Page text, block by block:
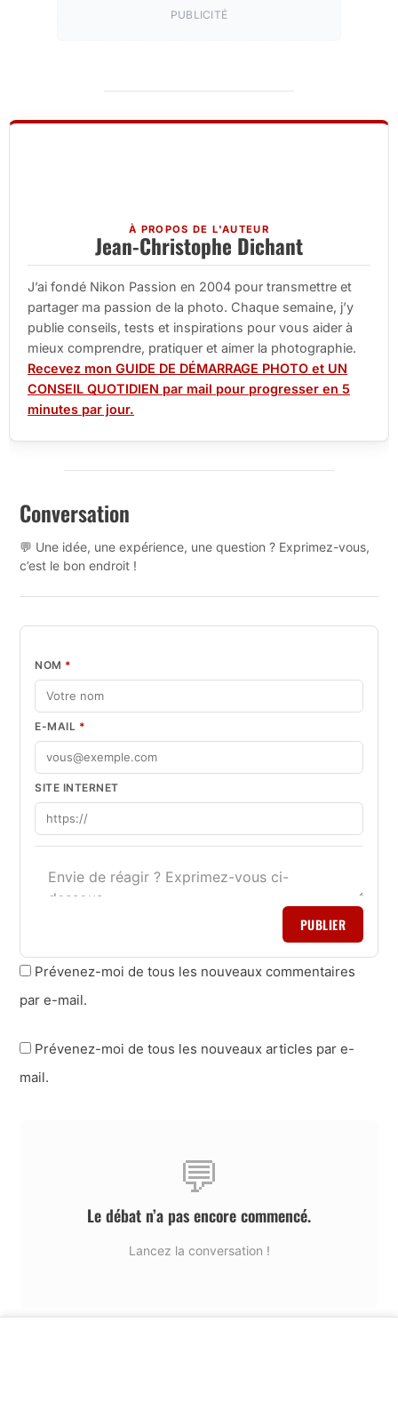
PUBLICITÉ
À PROPOS DE L'AUTEUR
Jean-Christophe Dichant
J’ai fondé Nikon Passion en 2004 pour transmettre et
partager ma passion de la photo. Chaque semaine, j’y
publie conseils, tests et inspirations pour vous aider à
mieux comprendre, pratiquer et aimer la photographie.
Recevez mon GUIDE DE DÉMARRAGE PHOTO et UN
CONSEIL QUOTIDIEN par mail pour progresser en 5
minutes par jour.
Conversation
💬 Une idée, une expérience, une question ? Exprimez-vous,
c’est le bon endroit !
NOM *
E-MAIL *
SITE INTERNET
PUBLIER
Prévenez-moi de tous les nouveaux commentaires
par e-mail.
Prévenez-moi de tous les nouveaux articles par e-
mail.
💬
Le débat n’a pas encore commencé.
Lancez la conversation !